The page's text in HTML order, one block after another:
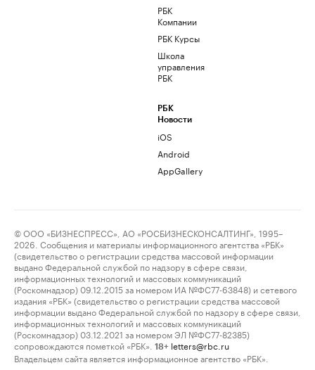
РБК
Компании
РБК Курсы
Школа
управления
РБК
РБК
Новости
iOS
Android
AppGallery
© ООО «БИЗНЕСПРЕСС», АО «РОСБИЗНЕСКОНСАЛТИНГ», 1995–
2026. Сообщения и материалы информационного агентства «РБК»
(свидетельство о регистрации средства массовой информации
выдано Федеральной службой по надзору в сфере связи,
информационных технологий и массовых коммуникаций
(Роскомнадзор) 09.12.2015 за номером ИА №ФС77-63848) и сетевого
издания «РБК» (свидетельство о регистрации средства массовой
информации выдано Федеральной службой по надзору в сфере связи,
информационных технологий и массовых коммуникаций
(Роскомнадзор) 03.12.2021 за номером ЭЛ №ФС77-82385)
сопровождаются пометкой «РБК».
18+ letters@rbc.ru
Владельцем сайта является информационное агентство «РБК».